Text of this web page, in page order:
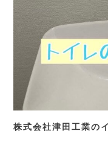
株式会社津田工業の